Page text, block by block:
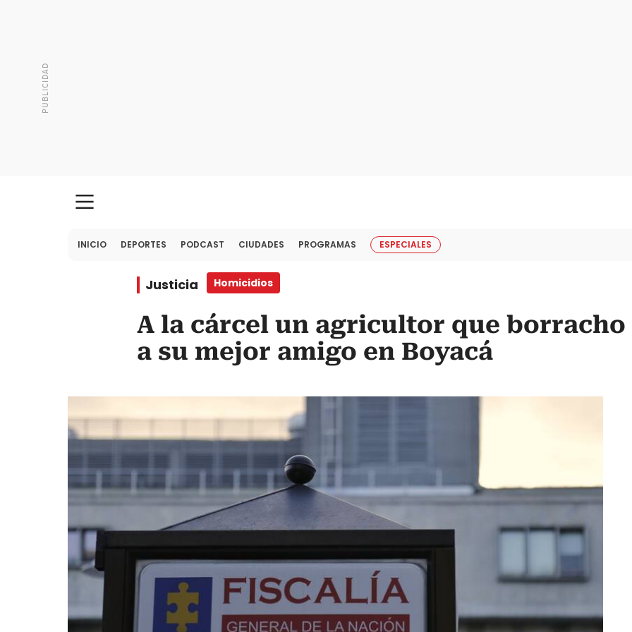
INICIO DEPORTES PODCAST CIUDADES PROGRAMAS ESPECIALES
Justicia Homicidios
A la cárcel un agricultor que borracho
a su mejor amigo en Boyacá